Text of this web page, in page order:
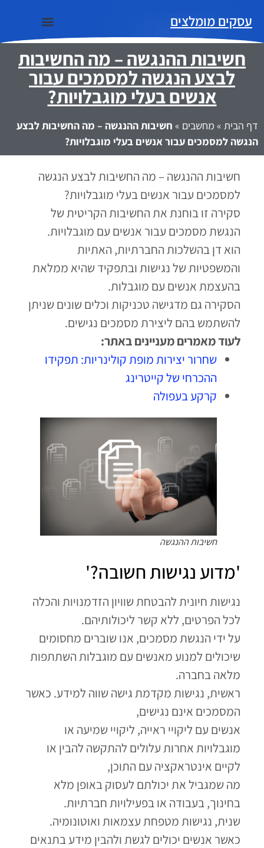
עסקים מומלצים
חשיבות ההנגשה – מה החשיבות
לבצע הנגשה למסמכים עבור
אנשים בעלי מוגבלויות?
דף הבית » מחשבים » חשיבות ההנגשה – מה החשיבות לבצע
הנגשה למסמכים עבור אנשים בעלי מוגבלויות?
חשיבות ההנגשה – מה החשיבות לבצע הנגשה
למסמכים עבור אנשים בעלי מוגבלויות?
סקירה זו בוחנת את החשיבות הקריטית של
הנגשת מסמכים עבור אנשים עם מוגבלויות.
הוא דן בהשלכות החברתיות, האתיות
והמשפטיות של נגישות ובתפקיד שהיא ממלאת
בהעצמת אנשים עם מוגבלות.
הסקירה גם מדגישה טכניקות וכלים שונים שניתן
להשתמש בהם ליצירת מסמכים נגישים.
לעוד מאמרים מעניינים באתר:
שחרור יצירות מופת קולינריות: תפקידו
ההכרחי של קייטרינג
קרקע בעפולה
חשיבות ההנגשה
'מדוע נגישות חשובה?'
נגישות חיונית להבטחת שוויון הזדמנויות והכלה
לכל הפרטים, ללא קשר ליכולותיהם.
על ידי הנגשת מסמכים, אנו שוברים מחסומים
שיכולים למנוע מאנשים עם מוגבלות השתתפות
מלאה בחברה.
ראשית, נגישות מקדמת גישה שווה למידע. כאשר
המסמכים אינם נגישים,
אנשים עם ליקויי ראייה, ליקויי שמיעה או
מוגבלויות אחרות עלולים להתקשה להבין או
לקיים אינטראקציה עם התוכן,
מה שמגביל את יכולתם לעסוק באופן מלא
בחינוך, בעבודה או בפעילויות חברתיות.
שנית, נגישות מטפחת עצמאות ואוטונומיה.
כאשר אנשים יכולים לגשת ולהבין מידע בתנאים